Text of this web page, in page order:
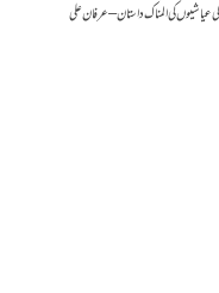
کی المناک داستان – عرفان علی